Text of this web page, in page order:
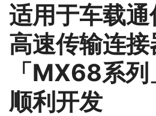
适用于车载
高速传输连接
「MX68系
顺利开发